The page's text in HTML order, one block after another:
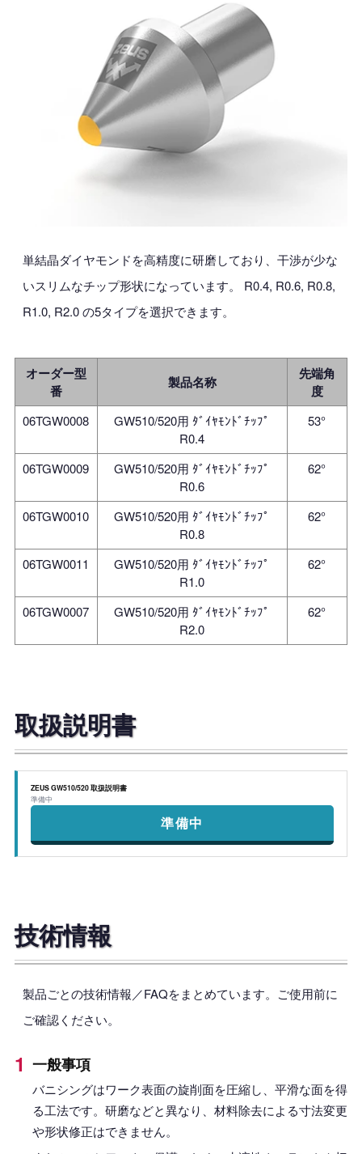
単結晶ダイヤモンドを高精度に研磨しており、干渉が少な
いスリムなチップ形状になっています。 R0.4, R0.6, R0.8,
R1.0, R2.0 の5タイプを選択できます。
オーダー型
番
製品名称
先端角
度
06TGW0008
GW510/520用 ﾀﾞｲﾔﾓﾝﾄﾞﾁｯﾌﾟ
R0.4
53°
06TGW0009
GW510/520用 ﾀﾞｲﾔﾓﾝﾄﾞﾁｯﾌﾟ
R0.6
62°
06TGW0010
GW510/520用 ﾀﾞｲﾔﾓﾝﾄﾞﾁｯﾌﾟ
R0.8
62°
06TGW0011
GW510/520用 ﾀﾞｲﾔﾓﾝﾄﾞﾁｯﾌﾟ
R1.0
62°
06TGW0007
GW510/520用 ﾀﾞｲﾔﾓﾝﾄﾞﾁｯﾌﾟ
R2.0
62°
取扱説明書
ZEUS GW510/520 取扱説明書
準備中
準備中
技術情報
製品ごとの技術情報／FAQをまとめています。ご使用前に
ご確認ください。
一般事項
バニシングはワーク表面の旋削面を圧縮し、平滑な面を得
る工法です。研磨などと異なり、材料除去による寸法変更
や形状修正はできません。